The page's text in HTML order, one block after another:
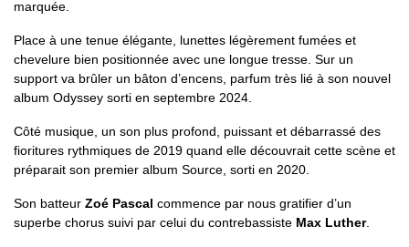
marquée.
Place à une tenue élégante, lunettes légèrement fumées et
chevelure bien positionnée avec une longue tresse. Sur un
support va brûler un bâton d’encens, parfum très lié à son nouvel
album Odyssey sorti en septembre 2024.
Côté musique, un son plus profond, puissant et débarrassé des
fioritures rythmiques de 2019 quand elle découvrait cette scène et
préparait son premier album Source, sorti en 2020.
Son batteur Zoé Pascal commence par nous gratifier d’un
superbe chorus suivi par celui du contrebassiste Max Luther.